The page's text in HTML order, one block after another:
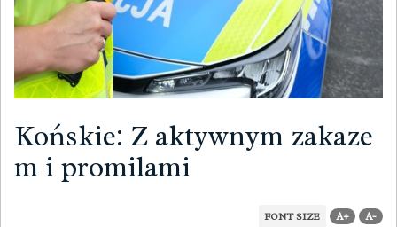
Końskie: Z aktywnym zakaze
m i promilami
FONT SIZE A+ A-